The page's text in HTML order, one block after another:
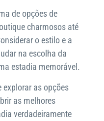
de opções de
charmosos até
o estilo e a
na escolha da
estadia memorável.
explorar as opções
as melhores
verdadeiramente